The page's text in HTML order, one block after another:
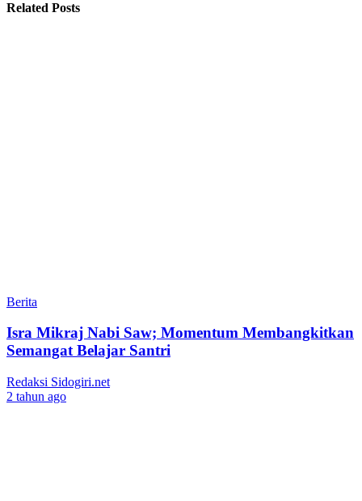
Related Posts
Berita
Isra Mikraj Nabi Saw; Momentum Membangkitkan
Semangat Belajar Santri
Redaksi Sidogiri.net
2 tahun ago